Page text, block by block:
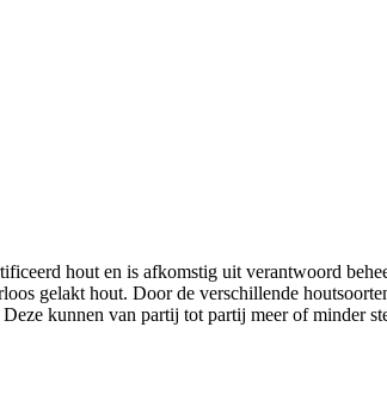
hout en is afkomstig uit verantwoord
gelakt hout. Door de verschillende
kunnen van partij tot partij meer of minder